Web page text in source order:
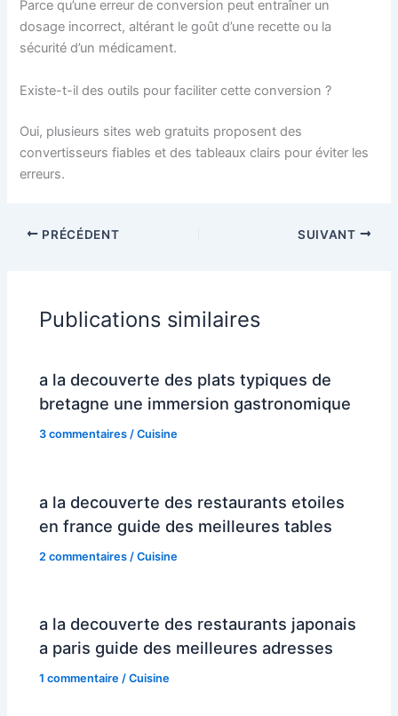
Parce qu’une erreur de conversion peut entraîner un
dosage incorrect, altérant le goût d’une recette ou la
sécurité d’un médicament.
Existe-t-il des outils pour faciliter cette conversion ?
Oui, plusieurs sites web gratuits proposent des
convertisseurs fiables et des tableaux clairs pour éviter les
erreurs.
PRÉCÉDENT SUIVANT
Publications similaires
a la decouverte des plats typiques de
bretagne une immersion gastronomique
3 commentaires /Cuisine
a la decouverte des restaurants etoiles
en france guide des meilleures tables
2 commentaires /Cuisine
a la decouverte des restaurants japonais
a paris guide des meilleures adresses
1 commentaire /Cuisine